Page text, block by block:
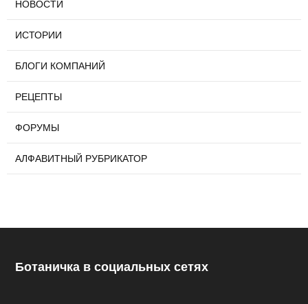
НОВОСТИ
ИСТОРИИ
БЛОГИ КОМПАНИЙ
РЕЦЕПТЫ
ФОРУМЫ
АЛФАВИТНЫЙ РУБРИКАТОР
Ботаничка в социальных сетях